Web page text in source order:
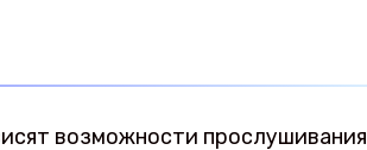
возможности прослушивания